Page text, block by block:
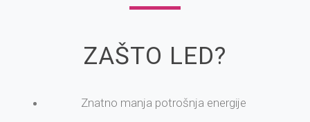
ZAŠTO LED?
Znatno manja potrošnja energije